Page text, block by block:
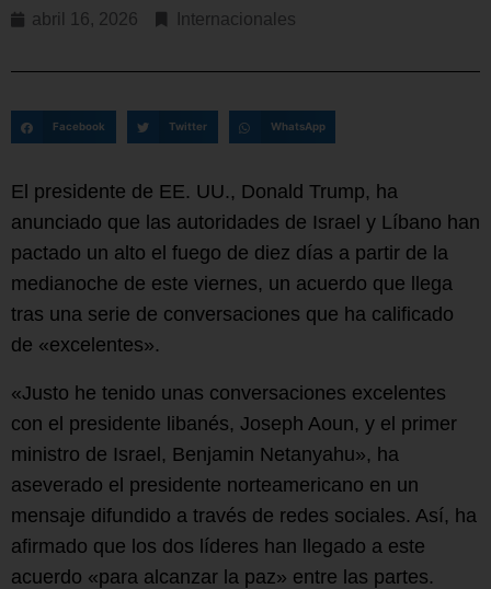
abril 16, 2026 Internacionales
Facebook Twitter WhatsApp
El presidente de EE. UU., Donald Trump, ha
anunciado que las autoridades de Israel y Líbano han
pactado un alto el fuego de diez días a partir de la
medianoche de este viernes, un acuerdo que llega
tras una serie de conversaciones que ha calificado
de «excelentes».
«Justo he tenido unas conversaciones excelentes
con el presidente libanés, Joseph Aoun, y el primer
ministro de Israel, Benjamin Netanyahu», ha
aseverado el presidente norteamericano en un
mensaje difundido a través de redes sociales. Así, ha
afirmado que los dos líderes han llegado a este
acuerdo «para alcanzar la paz» entre las partes.